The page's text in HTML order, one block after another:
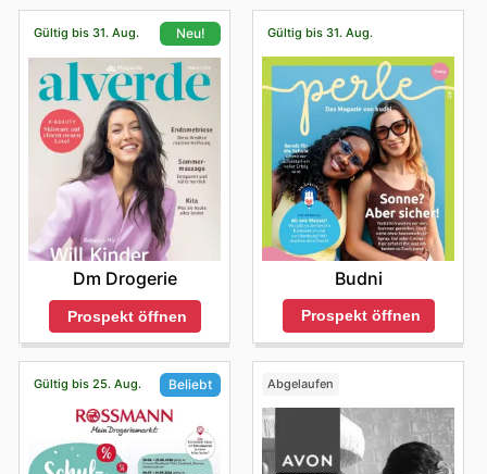
Gültig bis 31. Aug. Neu!
Dm Drogerie
Prospekt öffnen
Gültig bis 31. Aug.
Budni
Prospekt öffnen
Gültig bis 25. Aug. Beliebt Abgelaufen